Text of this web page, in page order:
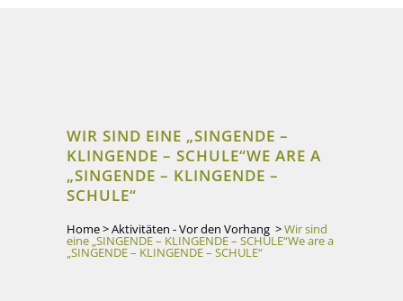
WIR SIND EINE „SINGENDE –
KLINGENDE – SCHULE“WE ARE A
„SINGENDE – KLINGENDE –
SCHULE“
Home>Aktivitäten - Vor den Vorhang >Wir sind
eine „SINGENDE – KLINGENDE – SCHULE“We are a
„SINGENDE – KLINGENDE – SCHULE“